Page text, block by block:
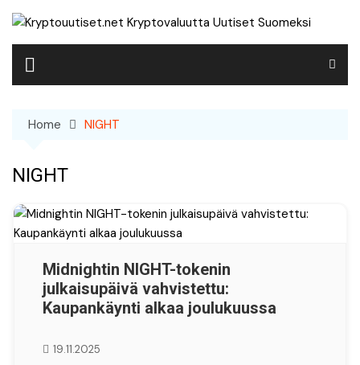
Skip
content
Home NIGHT
NIGHT
Midnightin NIGHT-tokenin
julkaisupäivä vahvistettu:
Kaupankäynti alkaa joulukuussa
19.11.2025